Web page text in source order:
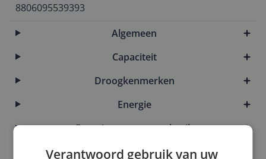
8806095539393
Algemeen
Capaciteit
Droogkenmerken
Energie
Energie- en waterverbruik
Functies
Verantwoord gebruik van uw